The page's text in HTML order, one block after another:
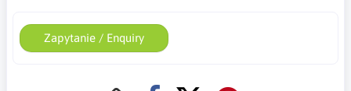
Zapytanie / Enquiry